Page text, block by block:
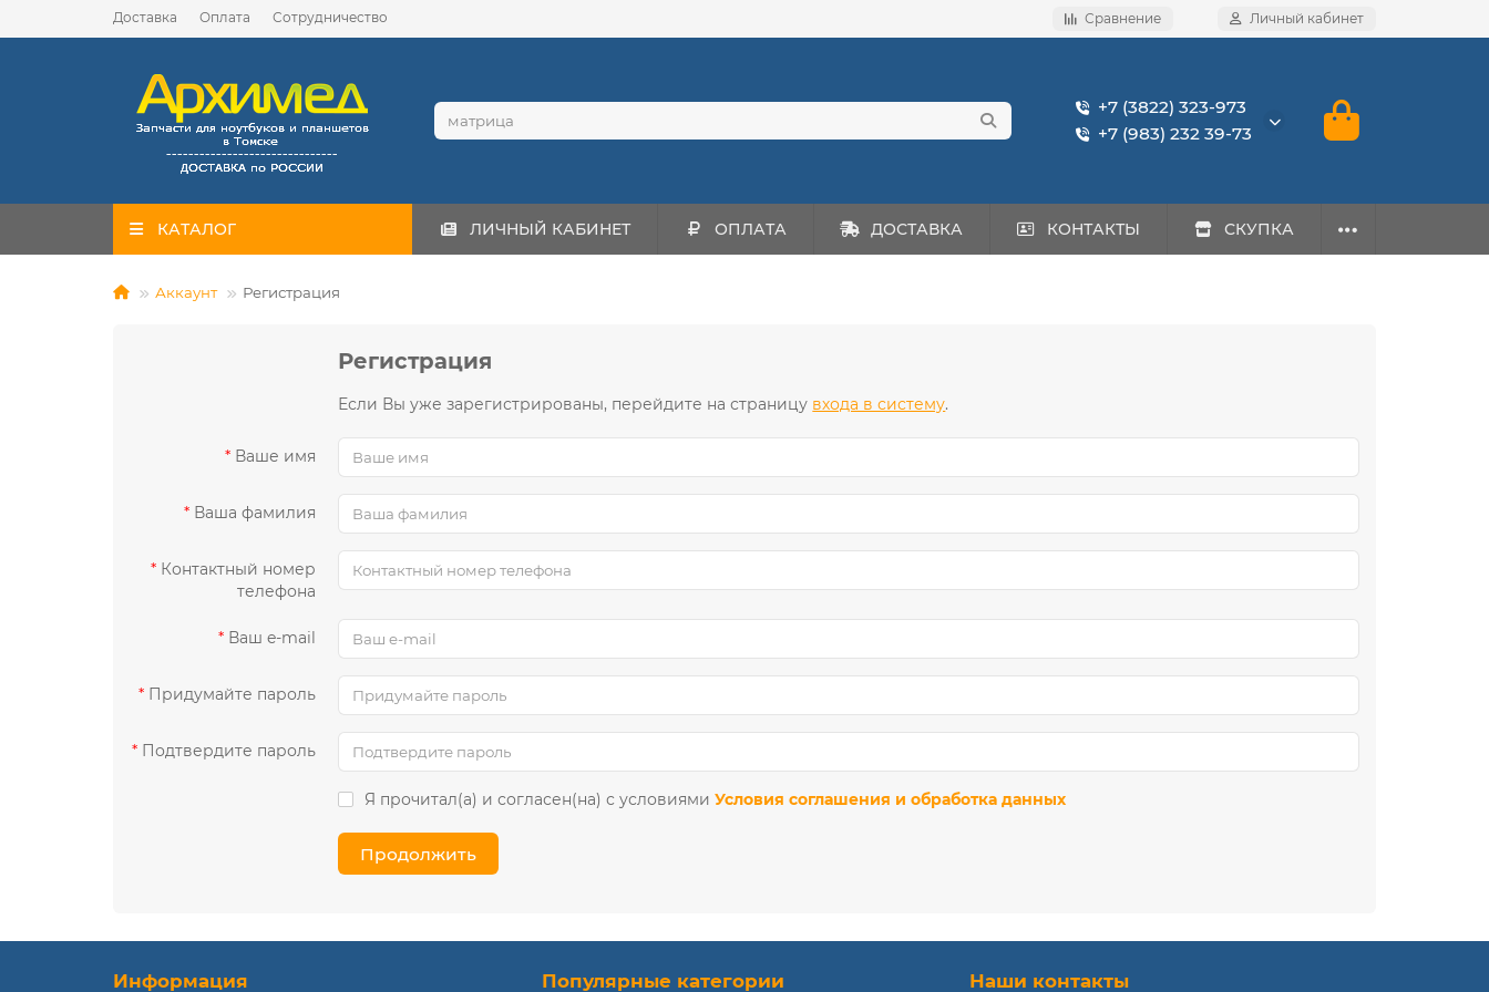
Доставка Оплата Сотрудничество Сравнение Личный кабинет
+7 (3822) 323-973
+7 (983) 232 39-73
КАТАЛОГ ЛИЧНЫЙ КАБИНЕТ ОПЛАТА ДОСТАВКА КОНТАКТЫ СКУПКА
Аккаунт Регистрация
Регистрация
Если Вы уже зарегистрированы, перейдите на страницу входа в систему.
Ваше имя
Ваша фамилия
Контактный номер
телефона
Ваш e-mail
Придумайте пароль
Подтвердите пароль
Я прочитал(а) и согласен(на) с условиямиУсловия соглашения и обработка данных
Продолжить
Информация Популярные категории Наши контакты